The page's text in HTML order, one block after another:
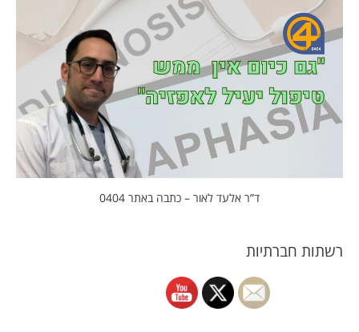
ד”ר אלעד לאור – כתבה באתר 0404
רשתות חברתיות